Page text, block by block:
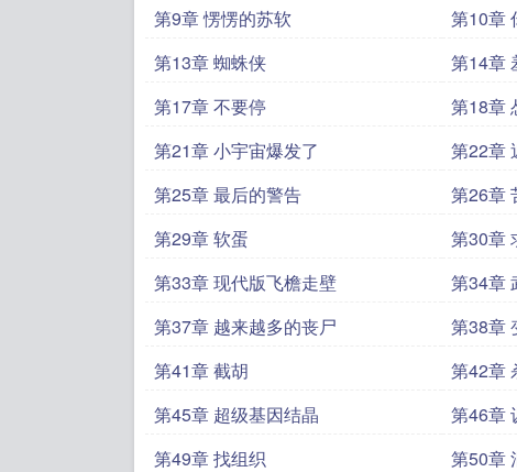
第9章 愣愣的苏软
第10章
第13章 蜘蛛侠
第14章
第17章 不要停
第18章
第21章 小宇宙爆发了
第22章
第25章 最后的警告
第26章
第29章 软蛋
第30章
第33章 现代版飞檐走壁
第34章
第37章 越来越多的丧尸
第38章
第41章 截胡
第42章
第45章 超级基因结晶
第46章
第49章 找组织
第50章